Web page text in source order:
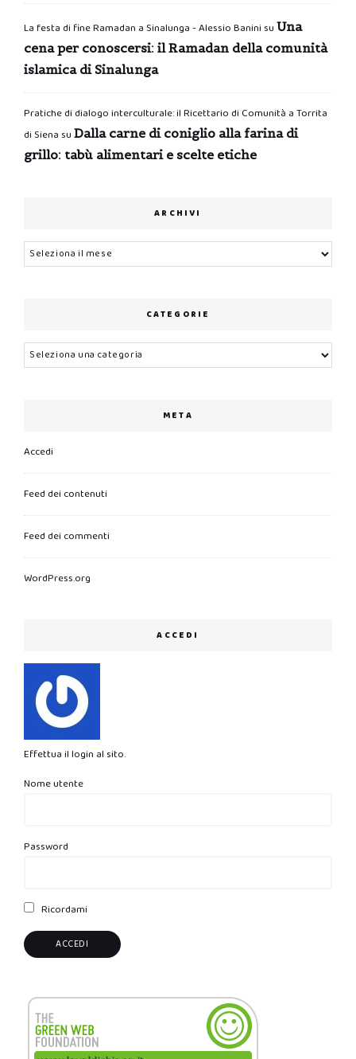
La festa di fine Ramadan a Sinalunga - Alessio Banini su Una
cena per conoscersi: il Ramadan della comunità
islamica di Sinalunga
Pratiche di dialogo interculturale: il Ricettario di Comunità a Torrita
di Siena su Dalla carne di coniglio alla farina di
grillo: tabù alimentari e scelte etiche
ARCHIVI
Archivi
CATEGORIE
Categorie
META
Accedi
Feed dei contenuti
Feed dei commenti
WordPress.org
ACCEDI
Effettua il login al sito.
Nome utente
Password
Ricordami